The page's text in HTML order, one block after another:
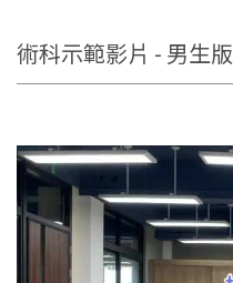
術科示範影片 - 男生版